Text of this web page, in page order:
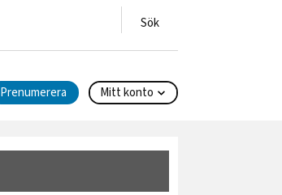
Prenumerera Mitt konto